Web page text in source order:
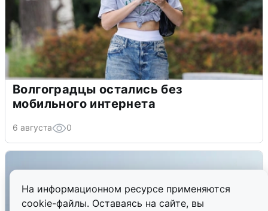
На информационном ресурсе применяются
cookie-файлы. Оставаясь на сайте, вы
Волгоградцы остались без
мобильного интернета
6 августа 0